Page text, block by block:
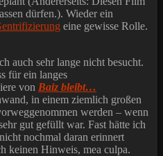
dürfen.). Wieder ein
eine gewisse Rolle.
auch sehr lange nicht besucht.
für ein langes
von Baiz bleibt…
in einem ziemlich großen
werden – wenn
gut gefüllt war. Fast hätte ich
nochmal daran erinnert
keinen Hinweis, mea culpa.